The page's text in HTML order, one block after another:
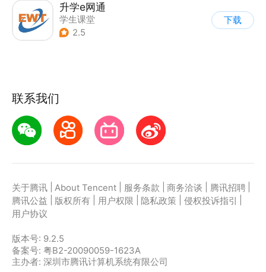
升学e网通
学生课堂
2.5
下载
联系我们
关于腾讯 About Tencent 服务条款 商务洽谈 腾讯招聘
腾讯公益
版权所有 用户权限 隐私政策 侵权投诉指引
用户协议
版本号: 9.2.5
备案号: 粤B2-20090059-1623A
主办者: 深圳市腾讯计算机系统有限公司